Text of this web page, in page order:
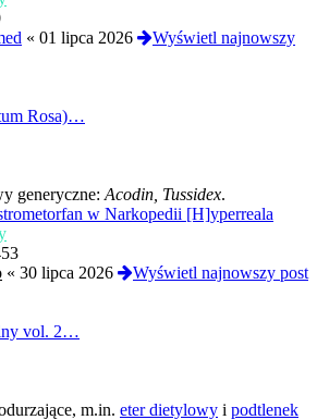
« 01 lipca 2026
Wyświetl najnowszy
Rosa)…
generyczne: Acodin, Tussidex.
w Narkopedii [H]yperreala
« 30 lipca 2026
Wyświetl najnowszy post
vol. 2…
m.in. eter dietylowy i podtlenek